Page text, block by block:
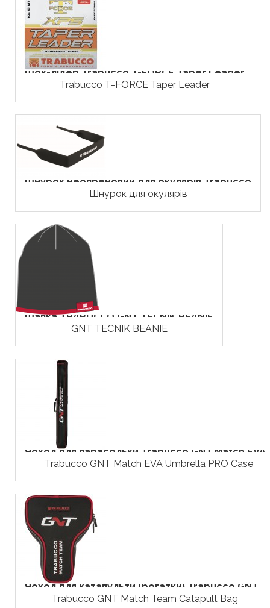
Шок-лідер Trabucco T-FORCE Taper Leader
Trabucco T-FORCE Taper Leader
Шнурок неопреновий для окулярів Trabucco
Шнурок для окулярів
Шапка TRABUCCO GNT TECNIK BEANIE
GNT TECNIK BEANIE
Чохол для парасольки Trabucco GNT Match
Trabucco GNT Match EVA Umbrella PRO Case
Чохол для катапульти (рогатки) Trabucco GNT...
Trabucco GNT Match Team Catapult Bag